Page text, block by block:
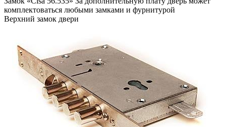
комплектоваться любыми замками и фурнитурой
Верхний замок двери